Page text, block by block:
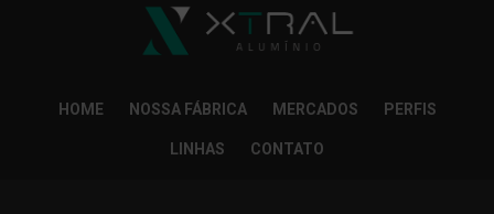
HOME NOSSA FÁBRICA MERCADOS PERFIS
LINHAS CONTATO